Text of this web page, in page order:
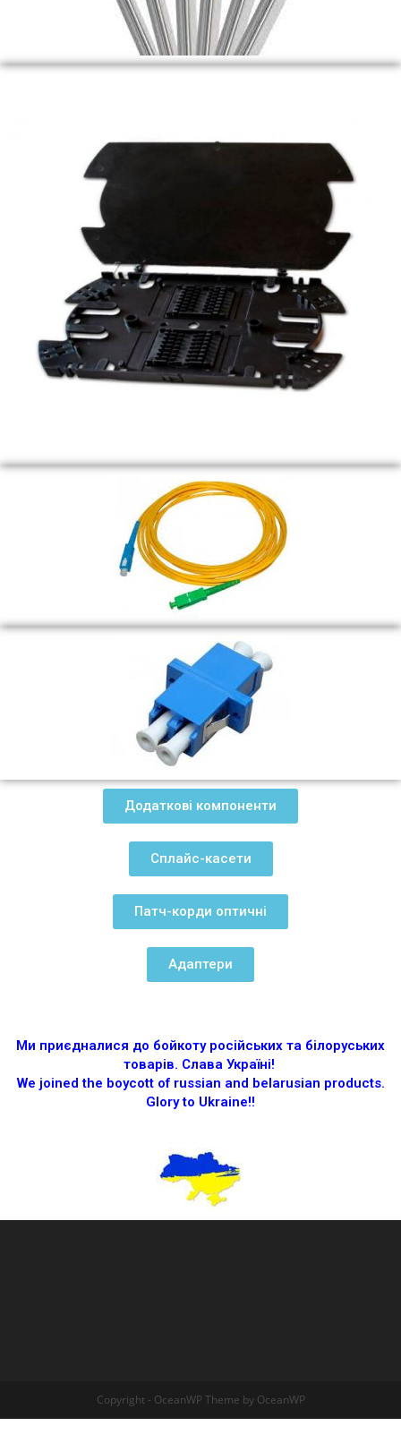
Додаткові компоненти
Сплайс-касети
Патч-корди оптичні
Адаптери
Ми приєдналися до бойкоту російських та білоруських
товарів. Слава Україні!
We joined the boycott of russian and belarusian products.
Glory to Ukraine!!
Copyright - OceanWP Theme by OceanWP